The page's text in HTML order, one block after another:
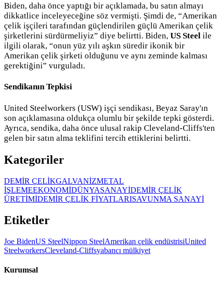
Biden, daha önce yaptığı bir açıklamada, bu satın almayı
dikkatlice inceleyeceğine söz vermişti. Şimdi de, “Amerikan
çelik işçileri tarafından güçlendirilen güçlü Amerikan çelik
şirketlerini sürdürmeliyiz” diye belirtti. Biden, US Steel ile
ilgili olarak, “onun yüz yılı aşkın süredir ikonik bir
Amerikan çelik şirketi olduğunu ve aynı zeminde kalması
gerektiğini” vurguladı.
Sendikanın Tepkisi
United Steelworkers (USW) işçi sendikası, Beyaz Saray'ın
son açıklamasına oldukça olumlu bir şekilde tepki gösterdi.
Ayrıca, sendika, daha önce ulusal rakip Cleveland-Cliffs'ten
gelen bir satın alma teklifini tercih ettiklerini belirtti.
Kategoriler
DEMİR ÇELİKGALVANİZMETAL
İŞLEMEEKONOMİDÜNYASANAYİDEMİR ÇELİK
ÜRETİMİDEMİR ÇELİK FİYATLARISAVUNMA SANAYİ
Etiketler
Joe BidenUS SteelNippon SteelAmerikan çelik endüstrisiUnited
SteelworkersCleveland-Cliffsyabancı mülkiyet
Kurumsal